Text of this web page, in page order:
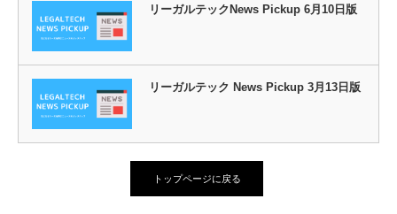
リーガルテックNews Pickup 6月10日版
リーガルテック News Pickup 3月13日版
トップページに戻る